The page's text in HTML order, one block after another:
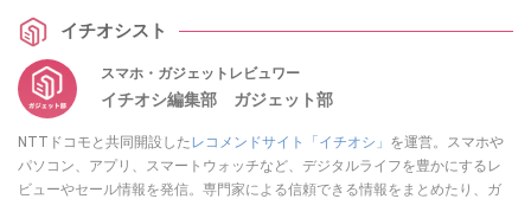
イチオシスト
スマホ・ガジェットレビュワー
イチオシ編集部 ガジェット部
NTTドコモと共同開設した レコメンドサイト「イチオシ」 を運営。スマホや
パソコン、アプリ、スマートウォッチなど、デジタルライフを豊かにするレ
ビューやセール情報を発信。専門家による信頼できる情報をまとめたり、ガ